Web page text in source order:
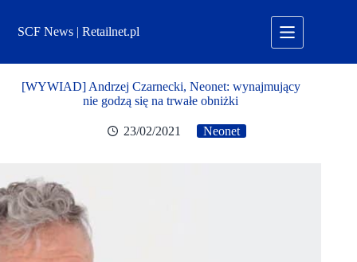
treściSCF News | Retailnet.pl
[WYWIAD] Andrzej Czarnecki, Neonet: wynajmujący
nie godzą się na trwałe obniżki
23/02/2021 Neonet